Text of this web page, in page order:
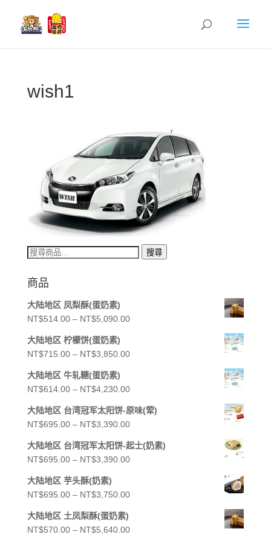
wish1
搜
關
字:
搜尋
商品
大陆地区 凤梨酥(蛋奶素)
NT$514.00 – NT$5,090.00價
到
大陆地区 柠檬饼(蛋奶素)
NT$715.00 – NT$3,850.00價
NT$715.00
到
大陆地区 牛轧糖(蛋奶素)
NT$614.00 – NT$4,230.00價
範
NT$614.00
到
大陆地区 台湾冠军太阳饼-原味(荤)
NT$695.00 – NT$3,390.00價
範
到
大陆地区 台湾冠军太阳饼-起士(奶素)
NT$695.00 – NT$3,390.00價
到
大陆地区 芋头酥(奶素)
NT$695.00 – NT$3,750.00價
大陆地区 土凤梨酥(蛋奶素)
NT$570.00 – NT$5,640.00價